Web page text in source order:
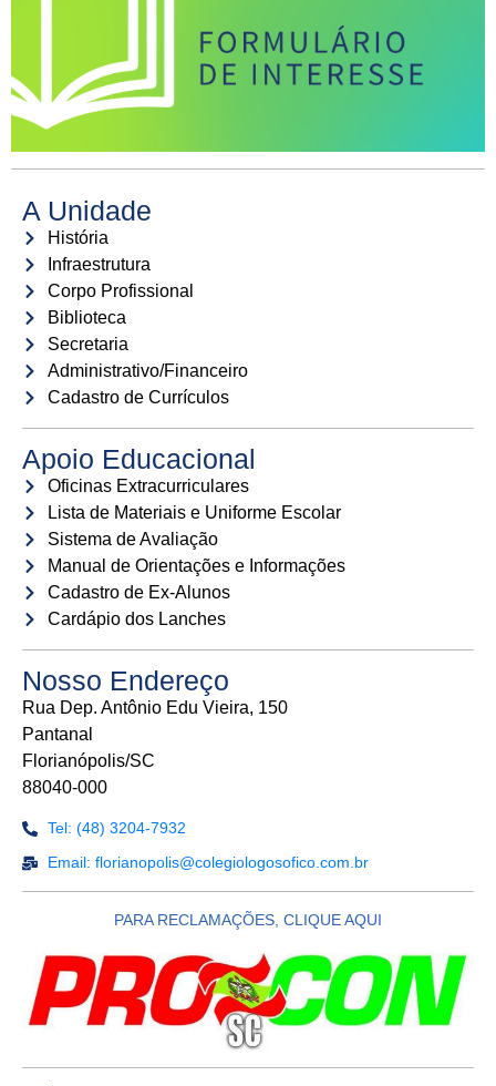
A Unidade
História
Infraestrutura
Corpo Profissional
Biblioteca
Secretaria
Administrativo/Financeiro
Cadastro de Currículos
Apoio Educacional
Oficinas Extracurriculares
Lista de Materiais e Uniforme Escolar
Sistema de Avaliação
Manual de Orientações e Informações
Cadastro de Ex-Alunos
Cardápio dos Lanches
Nosso Endereço
Rua Dep. Antônio Edu Vieira, 150
Pantanal
Florianópolis/SC
88040-000
Tel: (48) 3204-7932
Email: florianopolis@colegiologosofico.com.br
PARA RECLAMAÇÕES, CLIQUE AQUI